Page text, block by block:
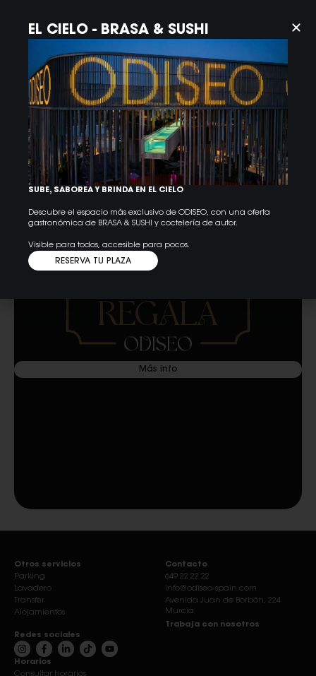
Reservar
¿BUSCAS ALGO MÁS?
PROGRAMACIÓN CELEBRA TU EVENTO
ODISEO
REGALA
Más info
Otros servicios
Parking
Lavadero
Transfer
Alojamientos
Contacto
649 22 22 22
info@odiseo-spain.com
Avenida Juan de Borbón, 224
Murcia
Trabaja con nosotros
Redes sociales
Horarios
Consultar horarios
EL CIELO - BRASA & SUSHI
SUBE, SABOREA Y BRINDA EN EL CIELO
Descubre el espacio más exclusivo de ODISEO, con una oferta
gastronómica de BRASA & SUSHI y coctelería de autor.
Visible para todos, accesible para pocos.
RESERVA TU PLAZA